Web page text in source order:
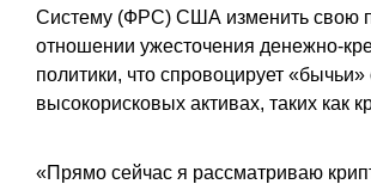
Систему (ФРС) США изменить свою
отношении ужесточения денежно-
политики, что спровоцирует «бычьи»
высокорисковых активах, таких как
«Прямо сейчас я рассматриваю